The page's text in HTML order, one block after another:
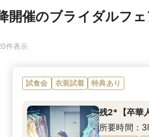
開催のブライダルフ
件表示
試食会 衣装試着 特典あり
残2*【卒華
所要時間：